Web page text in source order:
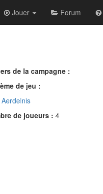
Jouer Forum
de la campagne :
de jeu :
Aerdelnis
de joueurs : 4